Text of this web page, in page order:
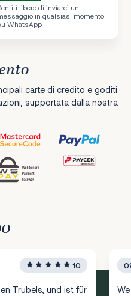
libero di inviarci un
in qualsiasi momento
WhatsApp
carte di credito e goditi
supportata dalla nostra
10
Trubels, und ist für